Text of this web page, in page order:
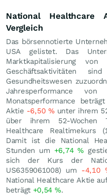
National
Vergleich
Das börsennotierte
USA gelistet. Das
Marktkapitalisierung
Geschäftsaktivitäten
Gesundheitswesen
Jahresperformance von
Monatsperformance beträgt
Aktie -6,50 %unter ihrem
über ihrem 52-Wochen
Healthcare Realtimekurs
Damit ist die National
Stunden um +6,74%
sich der Kurs der
US6359061008) um -4,10
National Healthcare Aktie
beträgt +0,54 %.